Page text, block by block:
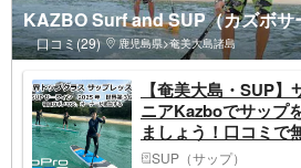
KAZBO Surf and SUP（カズボサ
口コミ(29) 鹿児島県>奄美大島諸島
【奄美大島・SUP
ニアKazboでサップ
ましょう！口コミで
スあり
SUP（サップ）